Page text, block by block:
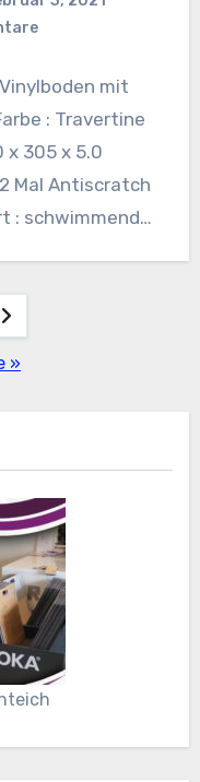
mit
: Travertine
x 305 x 5.0
Mal Antiscratch
: schwimmende
»